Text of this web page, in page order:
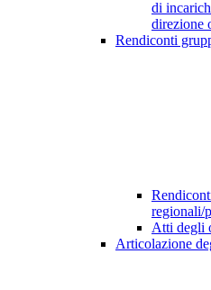
di
direzione
Rendiconti
regionali/
Atti degli
Articolazione